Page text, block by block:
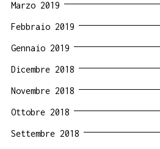
Marzo 2019
Febbraio 2019
Gennaio 2019
Dicembre 2018
Novembre 2018
Ottobre 2018
Settembre 2018